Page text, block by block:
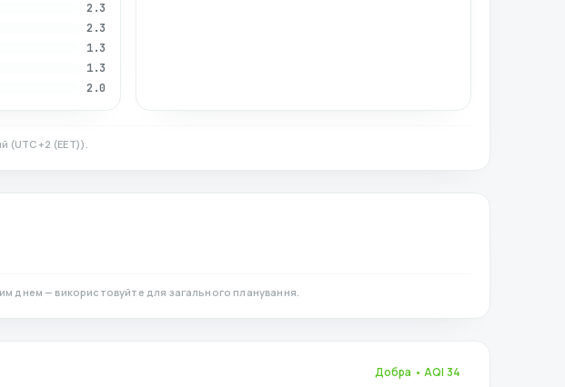
2.3
2.3
1.3
1.3
2.0
(UTC+2 (EET)).
днем — використовуйте для загального планування.
Добра • AQI 34